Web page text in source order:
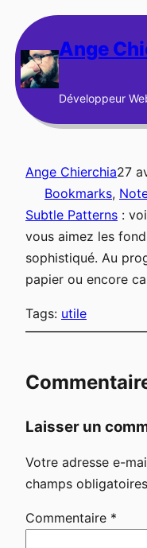
au
contenu Ange
Développeur
Ange Chierchia27
Bookmarks,
Subtle Patterns :
vous aimez les
sophistiqué. Au
papier ou encore
Tags: utile
Laisser un
Votre adresse e-
champs
Commentaire *